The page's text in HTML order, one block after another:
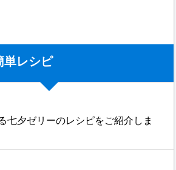
単レシピ
七夕ゼリーのレシピをご紹介しま